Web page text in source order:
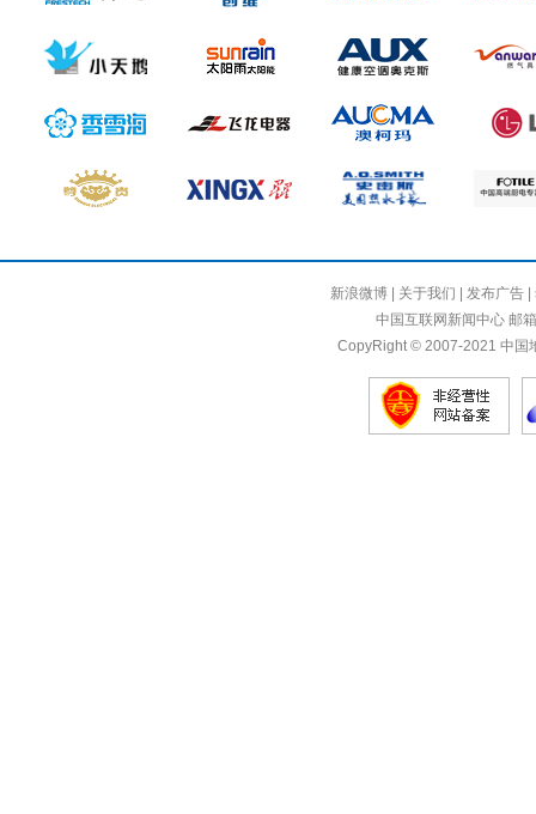
新浪微博 | 关于我们 | 发布广告 |
中国互联网新闻中心 邮
CopyRight © 2007-2021 中国